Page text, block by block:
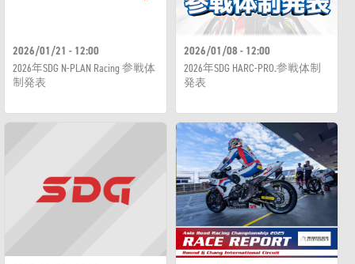
2026/01/21 - 12:00
2026年SDG N-PLAN Racing 参戦体
制発表
2026/01/08 - 12:00
2026年SDG HARC-PRO.参戦体制
発表